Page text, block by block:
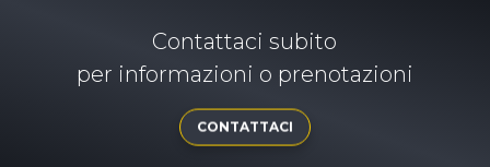
Contattaci subito
per informazioni o prenotazioni
CONTATTACI